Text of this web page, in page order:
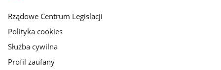
Rządowe Centrum Legislacji
Polityka cookies
Służba cywilna
Profil zaufany